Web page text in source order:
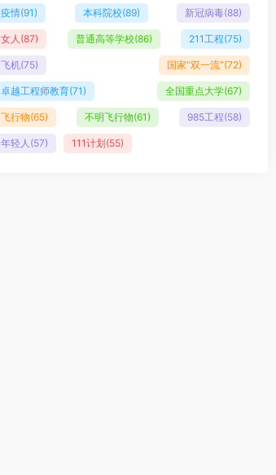
疫情(91) 本科院校(89) 新冠病毒(88)
女人 (87) 普通高等学校(86) 211工程(75)
飞机(75) 国家“双一流”(72)
卓越工程师教育(71) 全国重点大学(67)
飞行物(65) 不明飞行物(61) 985工程(58)
年轻人 (57) 111计划(55)